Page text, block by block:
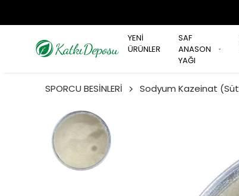
YENİ
ÜRÜNLER
SAF
ANASON
YAĞI
SPORCU BESİNLERİ Sodyum Kazeinat